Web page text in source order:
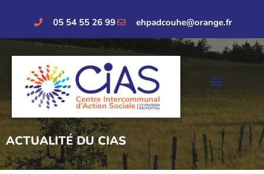
05 54 55 26 99 ehpadcouhe@orange.fr
ACTUALITÉ DU CIAS